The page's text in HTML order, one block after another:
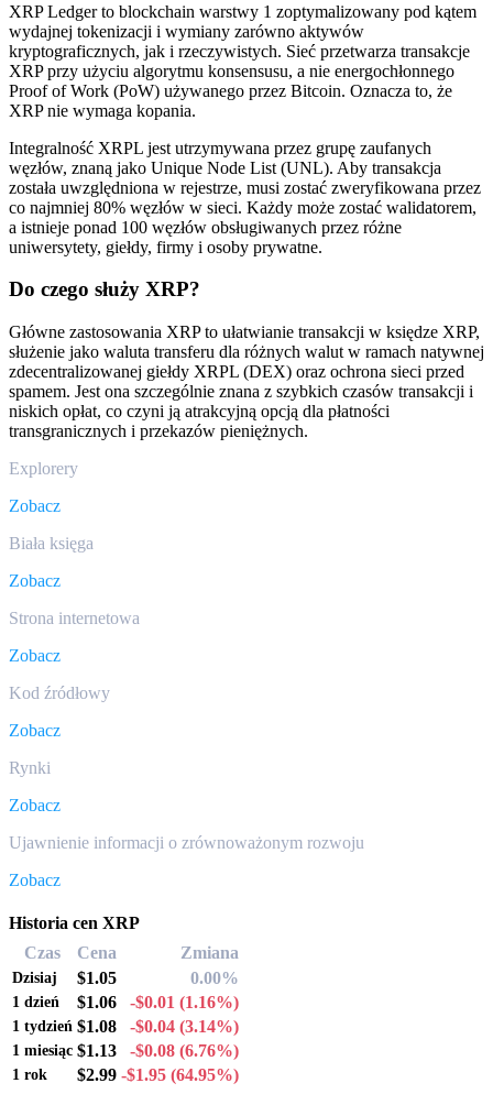
XRP Ledger to blockchain warstwy 1 zoptymalizowany pod kątem
wydajnej tokenizacji i wymiany zarówno aktywów
kryptograficznych, jak i rzeczywistych. Sieć przetwarza transakcje
XRP przy użyciu algorytmu konsensusu, a nie energochłonnego
Proof of Work (PoW) używanego przez Bitcoin. Oznacza to, że
XRP nie wymaga kopania.
Integralność XRPL jest utrzymywana przez grupę zaufanych
węzłów, znaną jako Unique Node List (UNL). Aby transakcja
została uwzględniona w rejestrze, musi zostać zweryfikowana przez
co najmniej 80% węzłów w sieci. Każdy może zostać walidatorem,
a istnieje ponad 100 węzłów obsługiwanych przez różne
uniwersytety, giełdy, firmy i osoby prywatne.
Do czego służy XRP?
Główne zastosowania XRP to ułatwianie transakcji w księdze XRP,
służenie jako waluta transferu dla różnych walut w ramach natywnej
zdecentralizowanej giełdy XRPL (DEX) oraz ochrona sieci przed
spamem. Jest ona szczególnie znana z szybkich czasów transakcji i
niskich opłat, co czyni ją atrakcyjną opcją dla płatności
transgranicznych i przekazów pieniężnych.
Explorery
Zobacz
Biała księga
Zobacz
Strona internetowa
Zobacz
Kod źródłowy
Zobacz
Rynki
Zobacz
Ujawnienie informacji o zrównoważonym rozwoju
Zobacz
Historia cen XRP
Czas
Cena Zmiana
Dzisiaj $1.05 0.00%
1 dzień $1.06 -$0.01 (1.16%)
1 tydzień $1.08 -$0.04 (3.14%)
1 miesiąc $1.13 -$0.08 (6.76%)
1 rok $2.99 -$1.95 (64.95%)